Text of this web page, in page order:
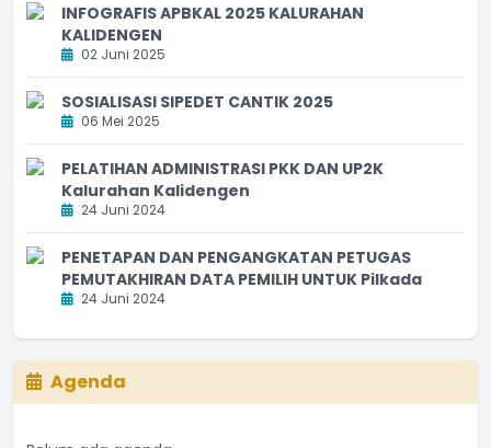
INFOGRAFIS APBKAL 2025 KALURAHAN
KALIDENGEN
02 Juni 2025
SOSIALISASI SIPEDET CANTIK 2025
06 Mei 2025
PELATIHAN ADMINISTRASI PKK DAN UP2K
Kalurahan Kalidengen
24 Juni 2024
PENETAPAN DAN PENGANGKATAN PETUGAS
PEMUTAKHIRAN DATA PEMILIH UNTUK Pilkada
24 Juni 2024
Agenda